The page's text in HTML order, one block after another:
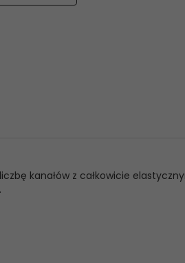
kanałów z całkowicie